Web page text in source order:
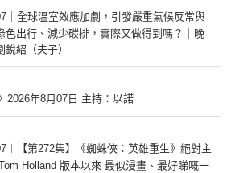
｜全球溫室效應加劇，引發嚴重氣候反常與
色出行、減少碳排，實際又做得到嗎？｜晚
紹（夫子）
2026年8月07日 主持：以諾
【第272集】《蜘蛛俠：英雄重生》絕對主
Holland 版本以來 最似漫畫、最好睇嘅一